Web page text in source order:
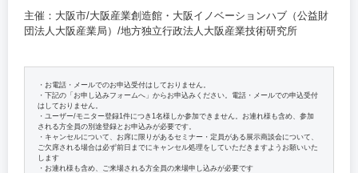
主催：大阪市/大阪産業創造館・大阪イノベーションハブ（公益財
団法人大阪産業局）/地方独立行政法人大阪産業技術研究所
・お電話・メールでのお申込受付はしておりません。
・下記の「お申し込みフォームへ」からお申込みください。電話・メールでの申込受付
はしておりません。
・ユーザー/モニター登録1件につき1名様しか参加できません。お連れ様も含め、参加
される方全員の別途登録とお申込みが必要です。
・キャンセルについて、お席に限りがあるセミナー・定員がある展示商談会について、
ご欠席される場合は必ず前日までにキャンセル処理をしていただきますようお願いいた
します
・お連れ様も含め、ご来場される方全員の来場申し込みが必要です